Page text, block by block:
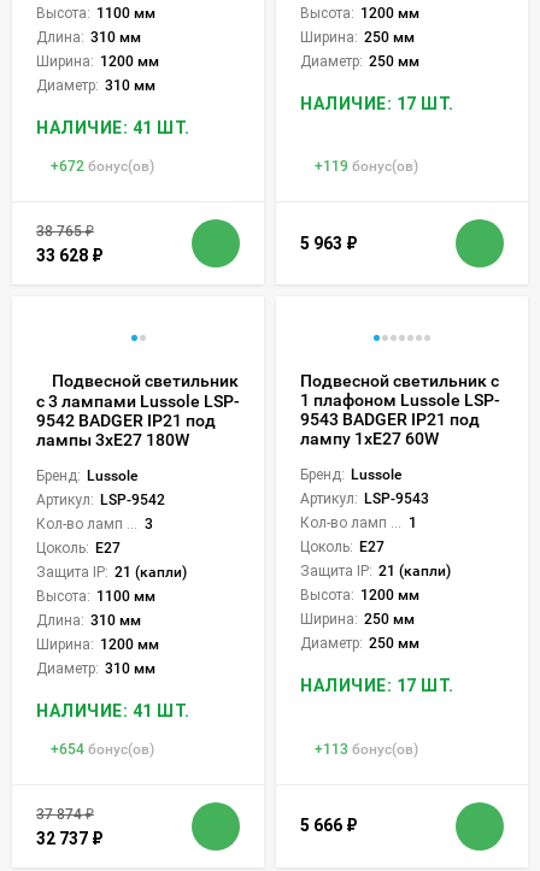
Высота: 1100 мм
Длина: 310 мм
Ширина: 1200 мм
Диаметр: 310 мм
НАЛИЧИЕ: 41 ШТ.
+672 бонус(ов)
38 765₽
33 628 ₽
Высота: 1200 мм
Ширина: 250 мм
Диаметр: 250 мм
НАЛИЧИЕ: 17 ШТ.
+119 бонус(ов)
5 963 ₽
Подвесной светильник
с 3 лампами Lussole LSP-
9542 BADGER IP21 под
лампы 3xE27 180W
Бренд: Lussole
Артикул: LSP-9542
3
Цоколь: E27
Защита IP: 21 (капли)
Высота: 1100 мм
Длина: 310 мм
Ширина: 1200 мм
Диаметр: 310 мм
НАЛИЧИЕ: 41 ШТ.
+654 бонус(ов)
37 874₽
32 737 ₽
Подвесной светильник с
1 плафоном Lussole LSP-
9543 BADGER IP21 под
лампу 1xE27 60W
Бренд: Lussole
Артикул: LSP-9543
Кол-во ламп или LED: 1
Цоколь: E27
Защита IP: 21 (капли)
Высота: 1200 мм
Ширина: 250 мм
Диаметр: 250 мм
НАЛИЧИЕ: 17 ШТ.
+113 бонус(ов)
5 666 ₽